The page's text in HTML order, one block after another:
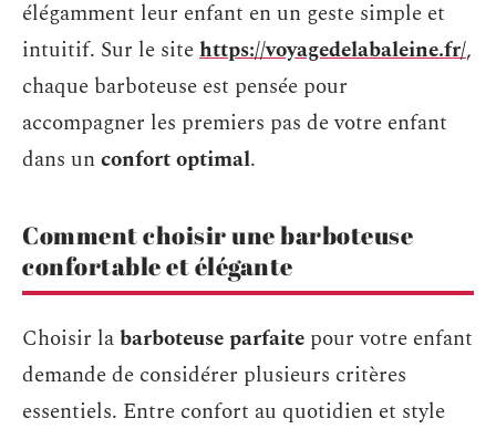
élégamment leur enfant en un geste simple et
intuitif. Sur le sitehttps://voyagedelabaleine.fr/,
chaque barboteuse est pensée pour
accompagner les premiers pas de votre enfant
dans unconfort optimal.
Comment choisir une barboteuse
confortable et élégante
Choisir labarboteuse parfaite pour votre enfant
demande de considérer plusieurs critères
essentiels. Entre confort au quotidien et style